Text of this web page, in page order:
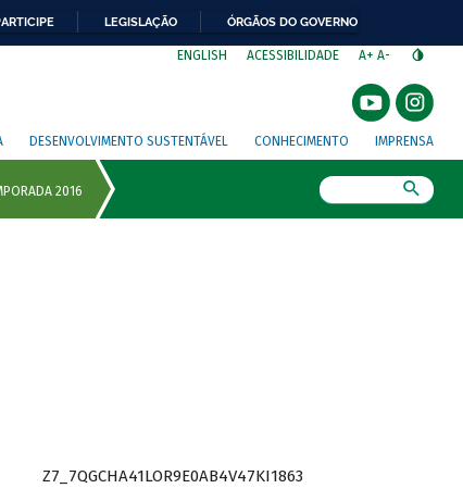
LEGISLAÇÃO ÓRGÃOS DO GOVERNO
ENGLISH ACESSIBILIDADE A+ A-
DESENVOLVIMENTO SUSTENTÁVEL CONHECIMENTO IMPRENSA
Z7_7QGCHA41LOR9E0AB4V47KI1863